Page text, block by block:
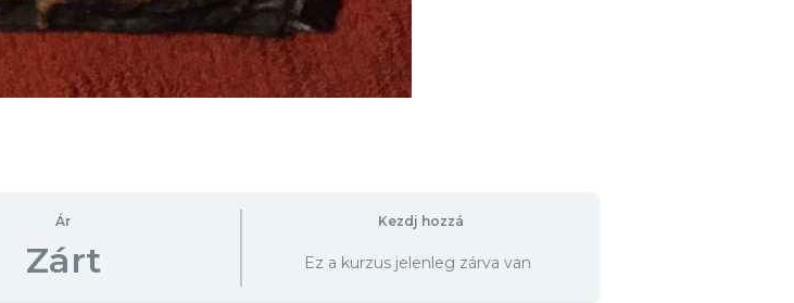
Ár
Zárt
Kezdj hozzá
Ez a kurzus jelenleg zárva van